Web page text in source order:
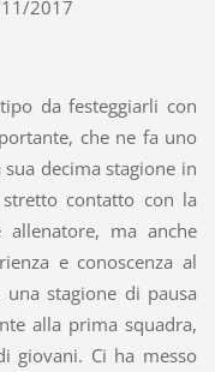
2017
da festeggiarli con
che ne fa uno
decima stagione in
contatto con la
ma anche
e conoscenza al
stagione di pausa
alla prima squadra,
giovani. Ci ha messo